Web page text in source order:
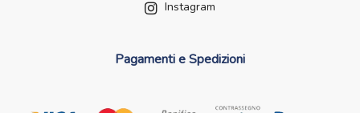
Instagram
Pagamenti e Spedizioni